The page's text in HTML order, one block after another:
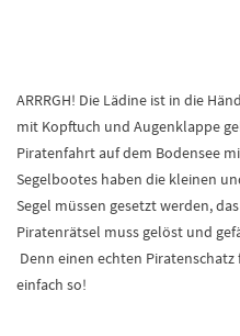
ARRRGH! Die Lädine ist in die
mit Kopftuch und Augenklappe
Piratenfahrt auf dem Bodensee
Segelbootes haben die kleinen
Segel müssen gesetzt werden,
Piratenrätsel muss gelöst und
Denn einen echten
einfach so!